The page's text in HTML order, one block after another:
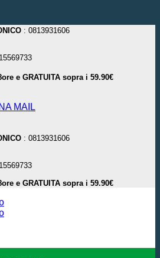
: 0813931606
e GRATUITA sopra i 59.90€
MAIL
: 0813931606
e GRATUITA sopra i 59.90€